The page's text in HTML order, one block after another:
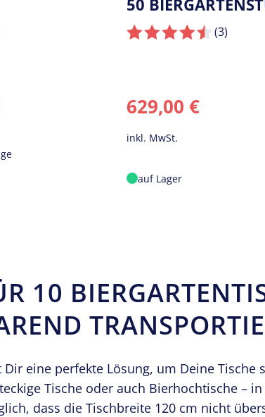
(3 )
Ab239,00
inkl. MwSt.
auf Lager
10
Dir eine perfekte Lösung, um Deine Tische
Tische oder auch Bierhochtische –
dass die Tischbreite 120 cm nicht